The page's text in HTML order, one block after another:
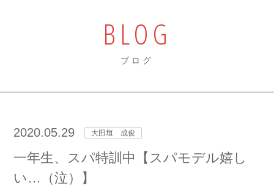
BLOG
ブログ
2020.05.29 大田垣 成俊
一年生、スパ特訓中【スパモデル嬉し
い…（泣）】